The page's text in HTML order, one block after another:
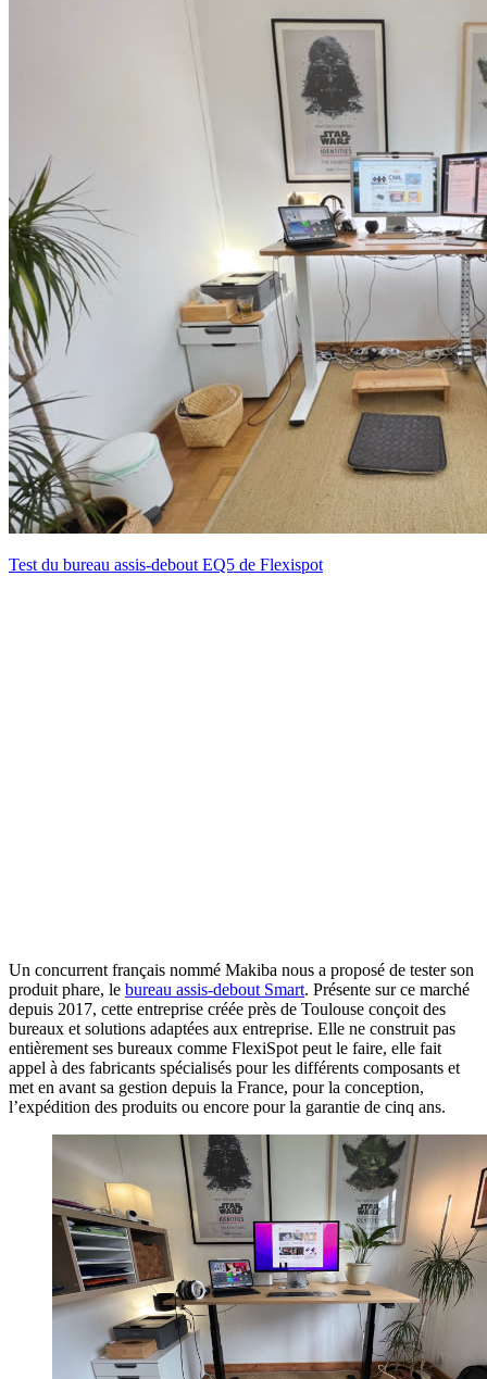
Test du bureau assis-debout EQ5 de Flexispot
Un concurrent français nommé Makiba nous a proposé de tester son
produit phare, le bureau assis-debout Smart. Présente sur ce marché
depuis 2017, cette entreprise créée près de Toulouse conçoit des
bureaux et solutions adaptées aux entreprise. Elle ne construit pas
entièrement ses bureaux comme FlexiSpot peut le faire, elle fait
appel à des fabricants spécialisés pour les différents composants et
met en avant sa gestion depuis la France, pour la conception,
l’expédition des produits ou encore pour la garantie de cinq ans.